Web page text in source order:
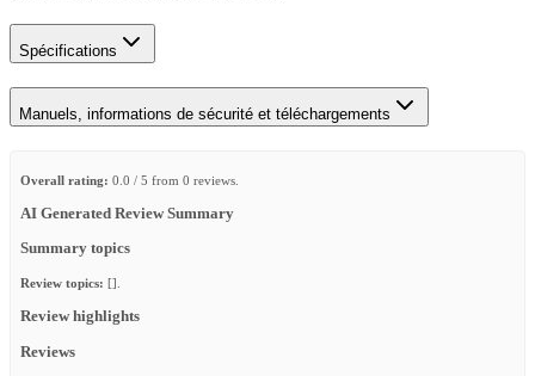
Spécifications
Manuels, informations de sécurité et téléchargements
Overall rating: 0.0 / 5 from 0 reviews.
AI Generated Review Summary
Summary topics
Review topics: [].
Review highlights
Reviews